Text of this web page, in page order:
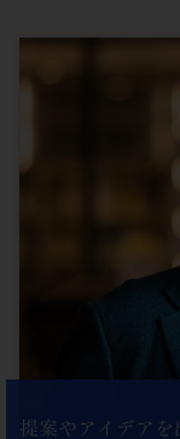
提案やアイデアを